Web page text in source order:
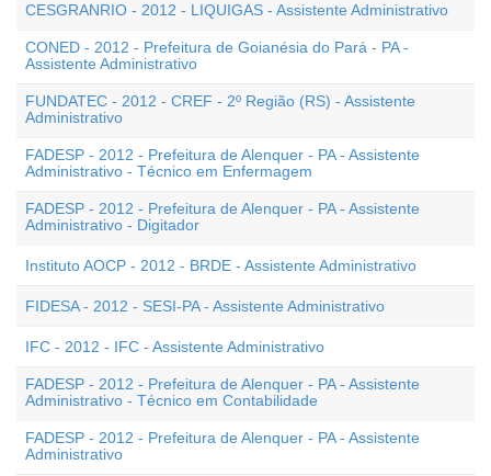
CESGRANRIO - 2012 - LIQUIGAS - Assistente Administrativo
CONED - 2012 - Prefeitura de Goianésia do Pará - PA -
Assistente Administrativo
FUNDATEC - 2012 - CREF - 2º Região (RS) - Assistente
Administrativo
FADESP - 2012 - Prefeitura de Alenquer - PA - Assistente
Administrativo - Técnico em Enfermagem
FADESP - 2012 - Prefeitura de Alenquer - PA - Assistente
Administrativo - Digitador
Instituto AOCP - 2012 - BRDE - Assistente Administrativo
FIDESA - 2012 - SESI-PA - Assistente Administrativo
IFC - 2012 - IFC - Assistente Administrativo
FADESP - 2012 - Prefeitura de Alenquer - PA - Assistente
Administrativo - Técnico em Contabilidade
FADESP - 2012 - Prefeitura de Alenquer - PA - Assistente
Administrativo